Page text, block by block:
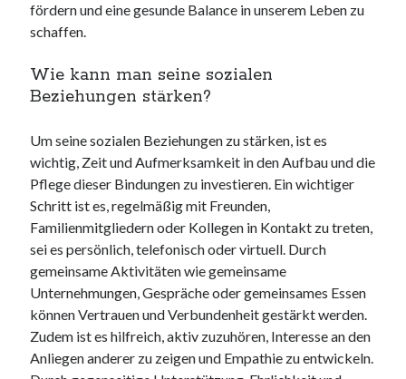
fördern und eine gesunde Balance in unserem Leben zu
schaffen.
Wie kann man seine sozialen
Beziehungen stärken?
Um seine sozialen Beziehungen zu stärken, ist es
wichtig, Zeit und Aufmerksamkeit in den Aufbau und die
Pflege dieser Bindungen zu investieren. Ein wichtiger
Schritt ist es, regelmäßig mit Freunden,
Familienmitgliedern oder Kollegen in Kontakt zu treten,
sei es persönlich, telefonisch oder virtuell. Durch
gemeinsame Aktivitäten wie gemeinsame
Unternehmungen, Gespräche oder gemeinsames Essen
können Vertrauen und Verbundenheit gestärkt werden.
Zudem ist es hilfreich, aktiv zuzuhören, Interesse an den
Anliegen anderer zu zeigen und Empathie zu entwickeln.